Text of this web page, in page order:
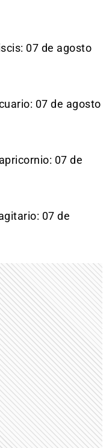
07 de agosto
07 de agosto
07 de
07 de